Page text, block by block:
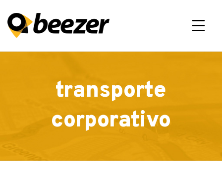
transporte
corporativo